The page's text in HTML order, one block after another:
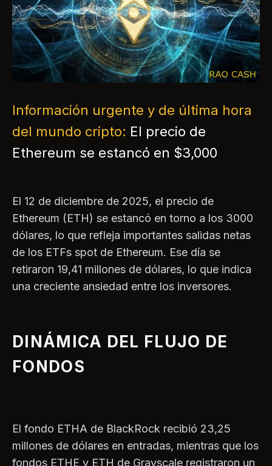
Información urgente y de última hora
del mundo cripto: El precio de
Ethereum se estancó en $3,000
El 12 de diciembre de 2025, el precio de
Ethereum (ETH) se estancó en torno a los 3000
dólares, lo que refleja importantes salidas netas
de los ETFs spot de Ethereum. Ese día se
retiraron 19,41 millones de dólares, lo que indica
una creciente ansiedad entre los inversores.
DINÁMICA DEL FLUJO DE
FONDOS
El fondo ETHA de BlackRock recibió 23,25
millones de dólares en entradas, mientras que los
fondos ETHE y ETH de Grayscale registraron un